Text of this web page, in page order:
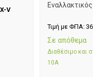
V
Τιμή με ΦΠΑ:
Σε απόθεμα
Διαθέσιμο και
10Α